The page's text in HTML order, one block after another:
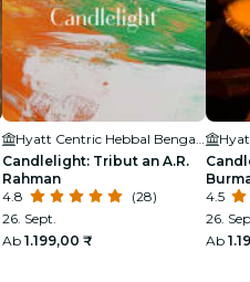
Candlelight: Tribut an A.R.
Rahman
4.8
(28)
26. Sept.
Ab 1.199,00 ₹
4.5
26.
Ab